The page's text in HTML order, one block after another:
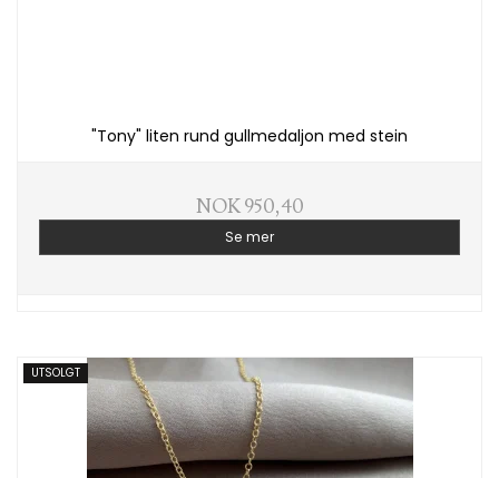
"Tony" liten rund gullmedaljon med stein
NOK 950,40
Se mer
UTSOLGT